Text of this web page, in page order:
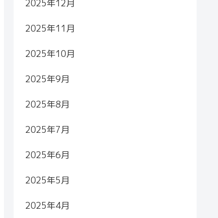
2025年12月
2025年11月
2025年10月
2025年9月
2025年8月
2025年7月
2025年6月
2025年5月
2025年4月